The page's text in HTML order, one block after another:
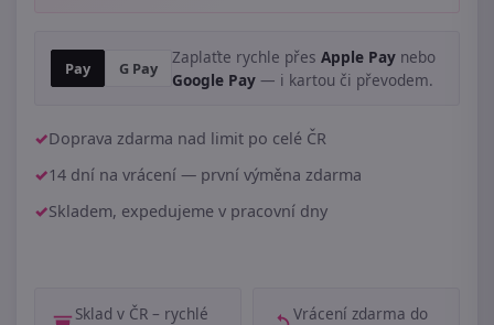
Pay G Pay
Zaplaťte rychle přes Apple Pay nebo
Google Pay — i kartou či převodem.
Doprava zdarma nad limit po celé ČR
14 dní na vrácení — první výměna zdarma
Skladem, expedujeme v pracovní dny
Sklad v ČR – rychlé
Vrácení zdarma do